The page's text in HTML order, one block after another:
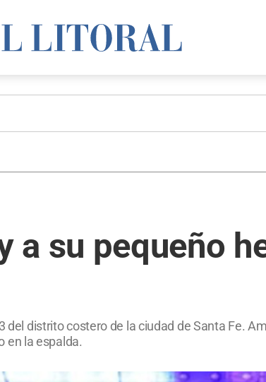
a su pequeño
distrito costero de la ciudad de Santa Fe.
en la espalda.